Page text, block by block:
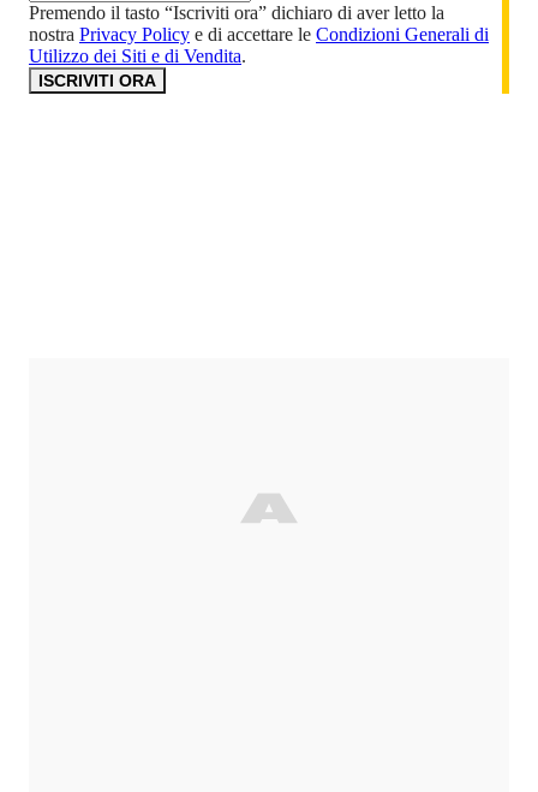
Premendo il tasto “Iscriviti ora” dichiaro di aver letto la
nostra Privacy Policy e di accettare le Condizioni Generali di
Utilizzo dei Siti e di Vendita.
ISCRIVITI ORA